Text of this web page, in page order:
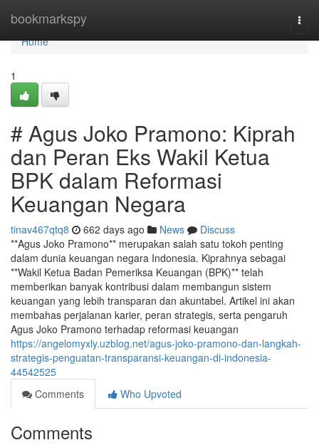
bookmarkspy
Home
Home
1
# Agus Joko Pramono: Kiprah
dan Peran Eks Wakil Ketua
BPK dalam Reformasi
Keuangan Negara
tinav467qtq8 662 days ago News
Discuss
**Agus Joko Pramono** merupakan salah satu tokoh penting
dalam dunia keuangan negara Indonesia. Kiprahnya sebagai
**Wakil Ketua Badan Pemeriksa Keuangan (BPK)** telah
memberikan banyak kontribusi dalam membangun sistem
keuangan yang lebih transparan dan akuntabel. Artikel ini akan
membahas perjalanan karier, peran strategis, serta pengaruh
Agus Joko Pramono terhadap reformasi keuangan
https://angelomyxly.uzblog.net/agus-joko-pramono-dan-langkah-
strategis-penguatan-transparansi-keuangan-di-indonesia-
44542525
Comments
Who Upvoted
Comments